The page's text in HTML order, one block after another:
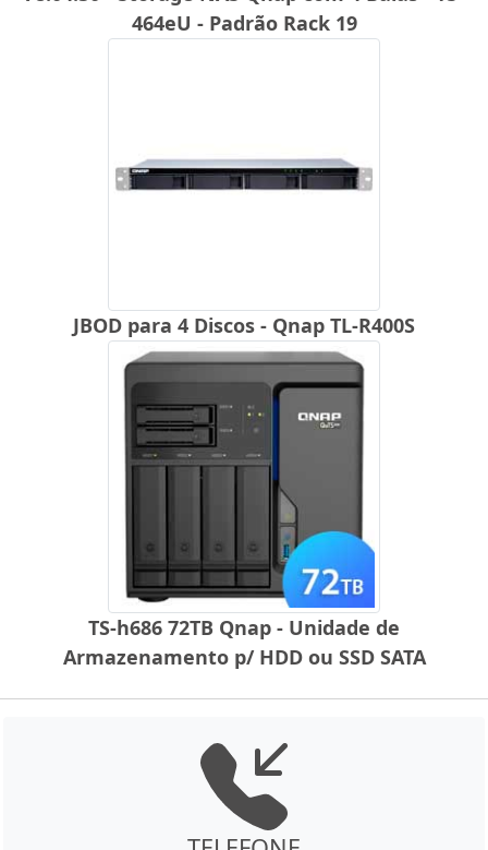
464eU - Padrão Rack 19
JBOD para 4 Discos - Qnap TL-R400S
TS-h686 72TB Qnap - Unidade de
Armazenamento p/ HDD ou SSD SATA